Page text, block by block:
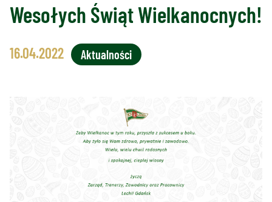
Wesołych Świąt Wielkanocnych!
16.04.2022 Aktualności